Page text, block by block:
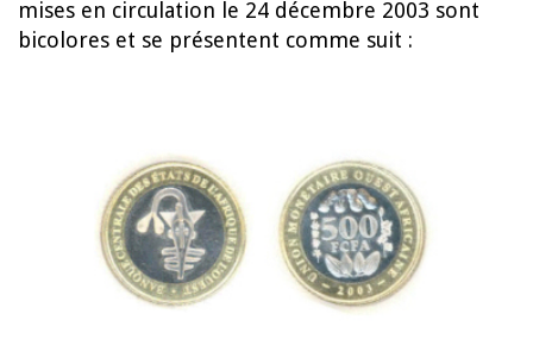
mises en circulation le 24 décembre 2003 sont
bicolores et se présentent comme suit :